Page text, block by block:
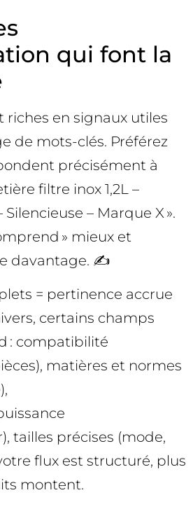
qui font la
riches en signaux utiles
de mots-clés. Préférez
précisément à
filtre inox 1,2L –
– Marque X ».
» mieux et
davantage. ✍️
= pertinence accrue
certains champs
: compatibilité
matières et normes
tailles précises (mode,
flux est structuré, plus
montent.